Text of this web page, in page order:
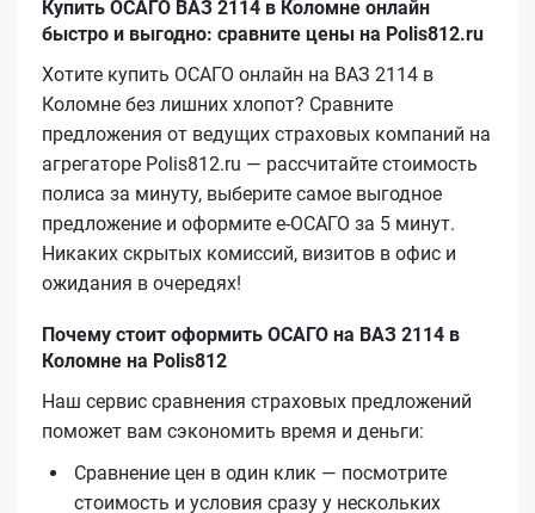
Купить ОСАГО ВАЗ 2114 в Коломне онлайн
быстро и выгодно: сравните цены на Polis812.ru
Хотите купить ОСАГО онлайн на ВАЗ 2114 в
Коломне без лишних хлопот? Сравните
предложения от ведущих страховых компаний на
агрегаторе Polis812.ru — рассчитайте стоимость
полиса за минуту, выберите самое выгодное
предложение и оформите е‑ОСАГО за 5 минут.
Никаких скрытых комиссий, визитов в офис и
ожидания в очередях!
Почему стоит оформить ОСАГО на ВАЗ 2114 в
Коломне на Polis812
Наш сервис сравнения страховых предложений
поможет вам сэкономить время и деньги:
Сравнение цен в один клик — посмотрите
стоимость и условия сразу у нескольких